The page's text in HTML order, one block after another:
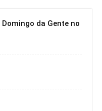
da Gente no